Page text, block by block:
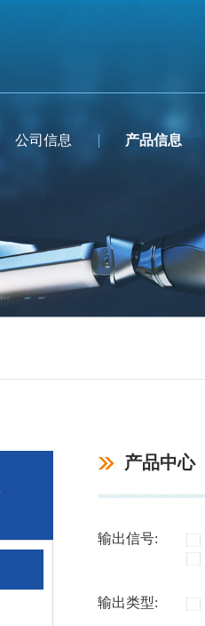
公司信息 产品信息
产品中心
输出信号:
输出类型: